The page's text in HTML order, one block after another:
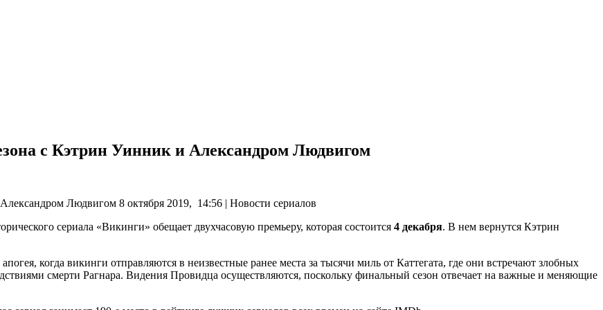
с Кэтрин Уинник и Александром Людвигом
Людвигом 8 октября 2019, 14:56 | Новости сериалов
сериала «Викинги» обещает двухчасовую премьеру, которая состоится 4 декабря. В нем вернутся Кэтрин
апогея, когда викинги отправляются в неизвестные ранее места за тысячи миль от Каттегата, где они встречают злобных
смерти Рагнара. Видения Провидца осуществляются, поскольку финальный сезон отвечает на важные и меняющие